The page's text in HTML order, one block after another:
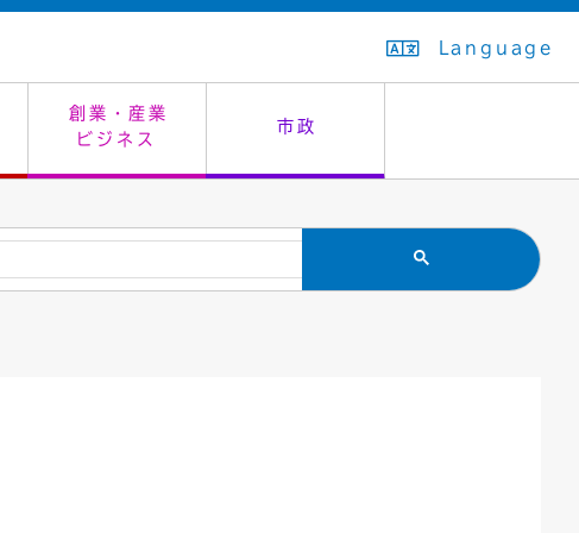
Language
創業・産業
ビジネス
市政
生活排水
市民安全
教育委員会
入学式・卒業式
救急・夜間診療
感染症
施設予約（まつぼっくり）
はたちの集い
指定管理者制度
公共事業の技術監理
議会
オープンデータ